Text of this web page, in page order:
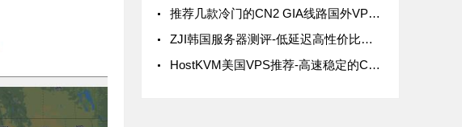
推荐几款冷门的CN2 GIA线路国外VPS，提升网络体验
ZJI韩国服务器测评-低延迟高性价比的海外服务器选择
HostKVM美国VPS推荐-高速稳定的CN2 GIA线路